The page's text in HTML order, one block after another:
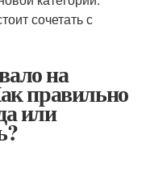
сочетать с
на
правильно
или